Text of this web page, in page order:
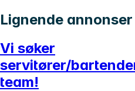
Lignende annonser
Vi søker
servitører/
team!